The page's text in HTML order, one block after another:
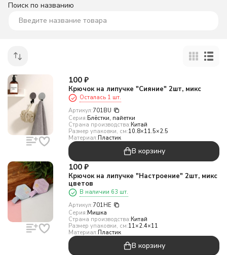
Поиск по названию
100 ₽
Крючок на липучке "Сияние" 2шт, микс
Осталась 1 шт.
Артикул:701BU
Серия:Блёстки, пайетки
Страна производства:Китай
Размер упаковки, см:10.8×11.5×2.5
Материал:Пластик
В корзину
100 ₽
Крючок на липучке "Настроение" 2шт, микс
цветов
В наличии 63 шт.
Артикул:701HE
Серия:Мишка
Страна производства:Китай
Размер упаковки, см:11×2.4×11
Материал:Пластик
В корзину